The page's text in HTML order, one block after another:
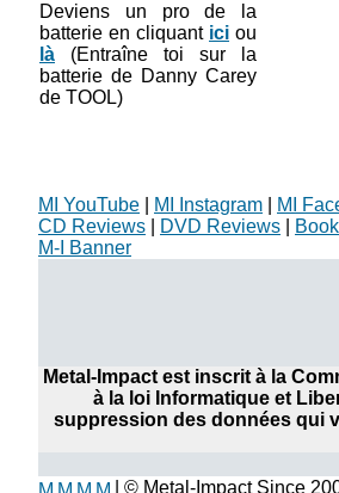
Deviens un pro de la
batterie en cliquant ici ou
là (Entraîne toi sur la
batterie de Danny Carey
de TOOL)
MI YouTube
MI Instagram
MI
CD Reviews
DVD Reviews
M-I Banner
Metal-Impact est inscrit à la
à la loi Informatique et
suppression des données qui
| © Metal-Impact Since